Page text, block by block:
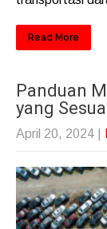
Read More
Panduan
yang
April 20, 2024